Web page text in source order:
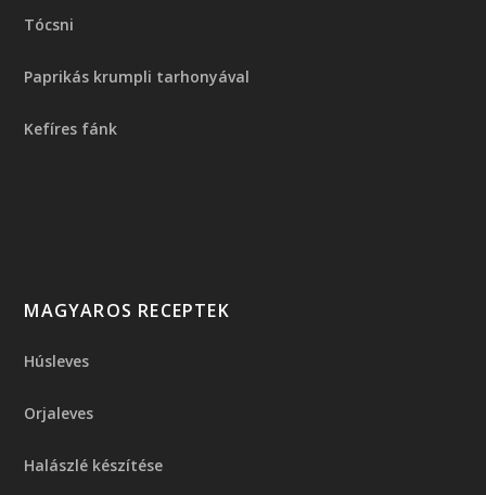
Tócsni
Paprikás krumpli tarhonyával
Kefíres fánk
MAGYAROS RECEPTEK
Húsleves
Orjaleves
Halászlé készítése